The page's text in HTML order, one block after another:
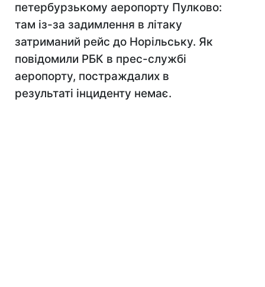
петербурзькому аеропорту Пулково:
там із-за задимлення в літаку
затриманий рейс до Норільську. Як
повідомили РБК в прес-службі
аеропорту, постраждалих в
результаті інциденту немає.